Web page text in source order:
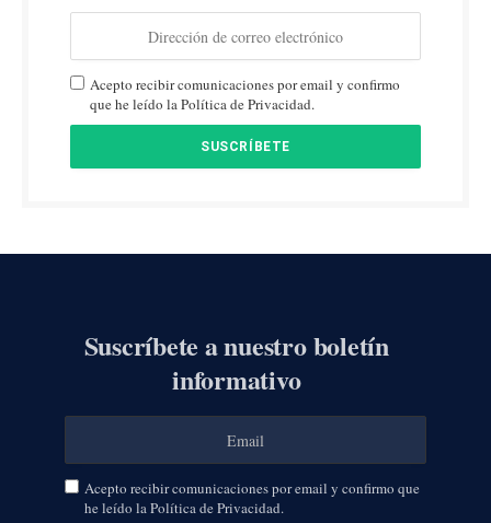
Acepto recibir comunicaciones por email y confirmo
que he leído la Política de Privacidad.
Suscríbete a nuestro boletín
informativo
Acepto recibir comunicaciones por email y confirmo que
he leído la Política de Privacidad.